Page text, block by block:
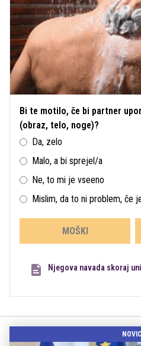
Bi te motilo, če bi partner
(obraz, telo, noge)?
Da, zelo
Malo, a bi sprejel/a
Ne, to mi je vseeno
Mislim, da to ni problem, če
MOŠKI
Njegova navada skoraj